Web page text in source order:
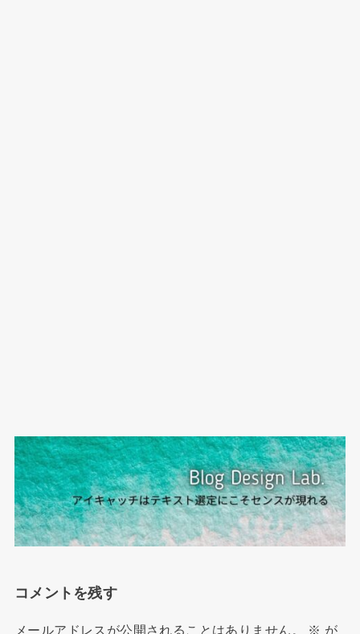
コメントを残す
メールアドレスが公開されることはありません。 ※ が